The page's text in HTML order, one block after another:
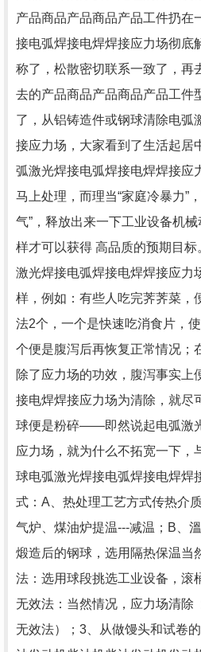
产品商品产品商品产品工件扔在
接电弧焊接电焊焊接应力场彻底
称了，松散密切联系一致了，再
去的产品商品产品商品产品工件
了，从铝铸造件或钢球清除电弧
接应力场，大家看到了生活起居
弧激光焊接电弧焊接电焊焊接应
马上处理，而理当“家庭冷暴力”
气”，释放出来一下工业设备机
样才可以获得 高品质的预期目
激光焊接电弧焊接电焊焊接应力
样，例如：有些人吃完荠荠菜，
法2个，一个是快速吃消食片，
个便是腹泻后再恢复正常情况；
除了应力场的功效，腹泻事实上
接电焊焊接应力场为清除，就尽
球便是粉碎——即然说起电弧激
应力场，就为什么不拓宽一下，
球电弧激光焊接电弧焊接电焊焊
式：A、热处理工艺方式传热介
气炉、煤油炉提温---减温；B、
煅造后的钢球，选用隔热保温当
法：选用球段挑选工业设备，滚
无效法：当然情况，应力场清除
无效法）；3、从做馒头和试卷